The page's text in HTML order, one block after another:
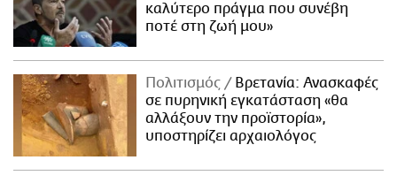
καλύτερο πράγμα που συνέβη
ποτέ στη ζωή μου»
Πολιτισμός
Βρετανία: Ανασκαφές
σε πυρηνική εγκατάσταση «θα
αλλάξουν την προϊστορία»,
υποστηρίζει αρχαιολόγος